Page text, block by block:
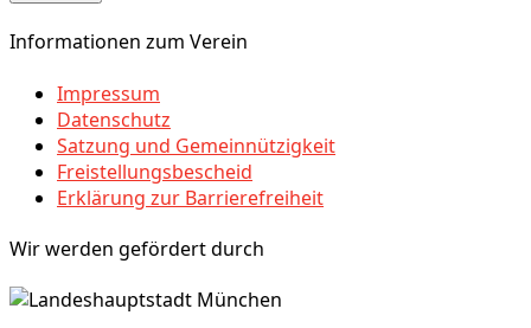
Informationen zum Verein
Impressum
Datenschutz
Satzung und Gemeinnützigkeit
Freistellungsbescheid
Erklärung zur Barrierefreiheit
Wir werden gefördert durch